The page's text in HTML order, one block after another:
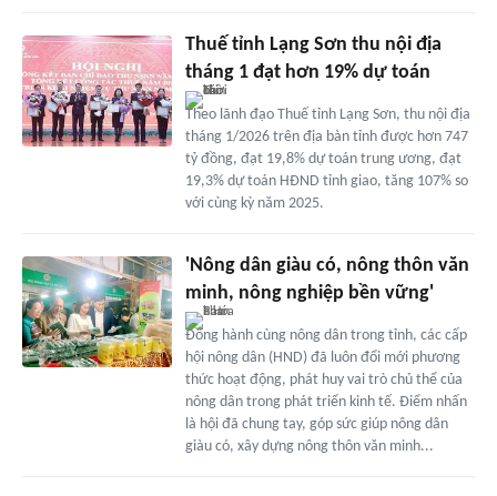
Thuế tỉnh Lạng Sơn thu nội địa
tháng 1 đạt hơn 19% dự toán
Theo lãnh đạo Thuế tỉnh Lạng Sơn, thu nội địa
tháng 1/2026 trên địa bàn tỉnh được hơn 747
tỷ đồng, đạt 19,8% dự toán trung ương, đạt
19,3% dự toán HĐND tỉnh giao, tăng 107% so
với cùng kỳ năm 2025.
'Nông dân giàu có, nông thôn văn
minh, nông nghiệp bền vững'
Đồng hành cùng nông dân trong tỉnh, các cấp
hội nông dân (HND) đã luôn đổi mới phương
thức hoạt động, phát huy vai trò chủ thể của
nông dân trong phát triển kinh tế. Điểm nhấn
là hội đã chung tay, góp sức giúp nông dân
giàu có, xây dựng nông thôn văn minh...